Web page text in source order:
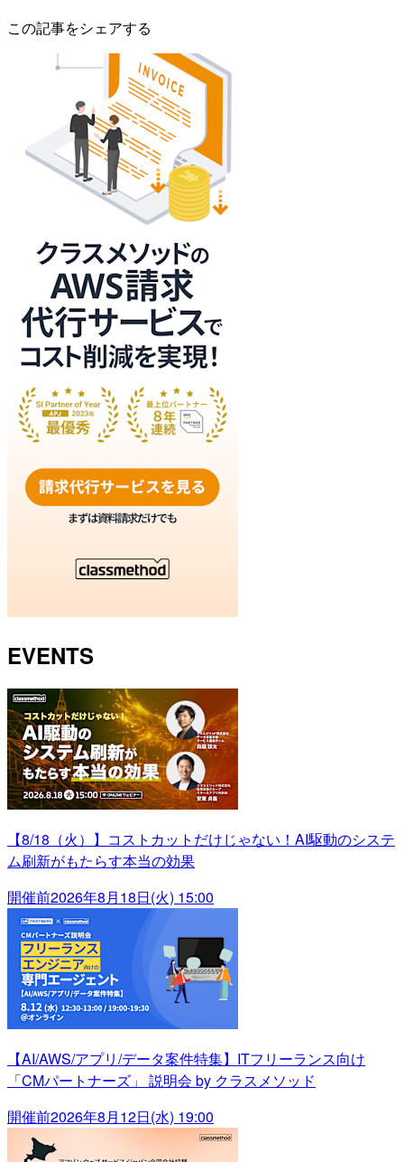
この記事をシェアする
EVENTS
【8/18（火）】コストカットだけじゃない！AI駆動のシステ
ム刷新がもたらす本当の効果
開催前2026年8月18日(火) 15:00
【AI/AWS/アプリ/データ案件特集】ITフリーランス向け
「CMパートナーズ」 説明会 by クラスメソッド
開催前2026年8月12日(水) 19:00